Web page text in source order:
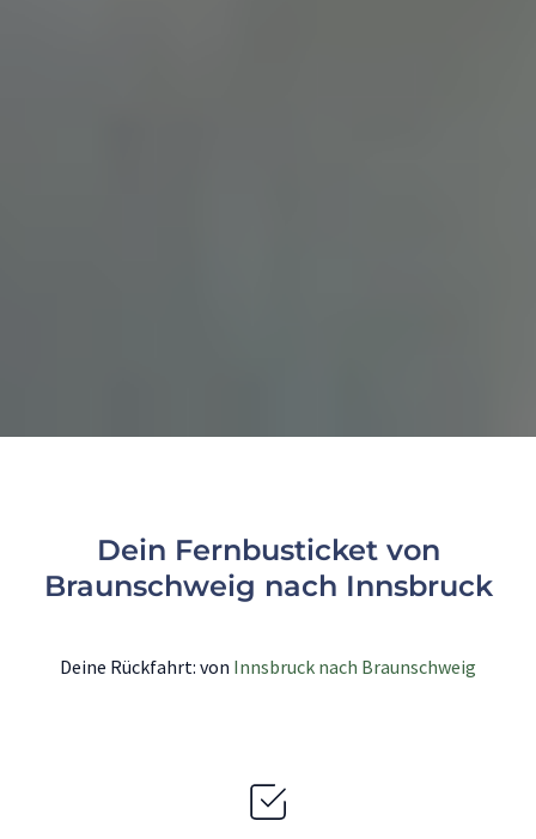
Dein Fernbusticket von
Braunschweig nach Innsbruck
Deine Rückfahrt: von Innsbruck nach Braunschweig